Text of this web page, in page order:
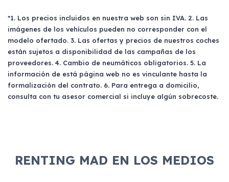
*1. Los precios incluidos en nuestra web son sin IVA. 2. Las
imágenes de los vehículos pueden no corresponder con el
modelo ofertado. 3. Las ofertas y precios de nuestros coches
están sujetos a disponibilidad de las campañas de los
proveedores. 4. Cambio de neumáticos obligatorios. 5. La
información de está página web no es vinculante hasta la
formalización del contrato. 6. Para entrega a domicilio,
consulta con tu asesor comercial si incluye algún sobrecoste.
RENTING MAD EN LOS MEDIOS